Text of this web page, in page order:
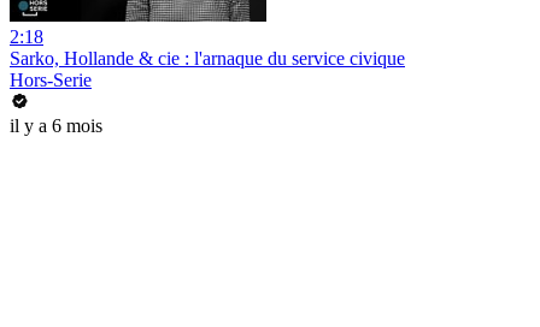
2:18
Sarko, Hollande & cie : l'arnaque du service civique
Hors-Serie
il y a 6 mois